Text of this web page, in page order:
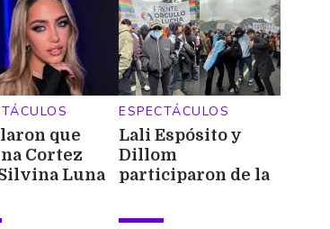
que
Cortez
Luna
ESPECTÁCULOS
Lali Espósito y
Dillom
participaron de la
Congreso